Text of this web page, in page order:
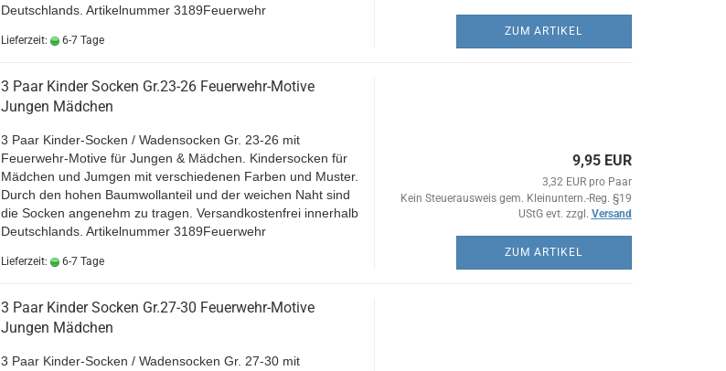
Deutschlands. Artikelnummer 3189Feuerwehr
Lieferzeit: 6-7 Tage
ZUM ARTIKEL
3 Paar Kinder Socken Gr.23-26 Feuerwehr-Motive
Jungen Mädchen
3 Paar Kinder-Socken / Wadensocken Gr. 23-26 mit
Feuerwehr-Motive für Jungen & Mädchen. Kindersocken für
Mädchen und Jumgen mit verschiedenen Farben und Muster.
Durch den hohen Baumwollanteil und der weichen Naht sind
die Socken angenehm zu tragen. Versandkostenfrei innerhalb
Deutschlands. Artikelnummer 3189Feuerwehr
Lieferzeit: 6-7 Tage
9,95 EUR
3,32 EUR pro Paar
Kein Steuerausweis gem. Kleinuntern.-Reg. §19
UStG evt. zzgl. Versand
ZUM ARTIKEL
3 Paar Kinder Socken Gr.27-30 Feuerwehr-Motive
Jungen Mädchen
3 Paar Kinder-Socken / Wadensocken Gr. 27-30 mit